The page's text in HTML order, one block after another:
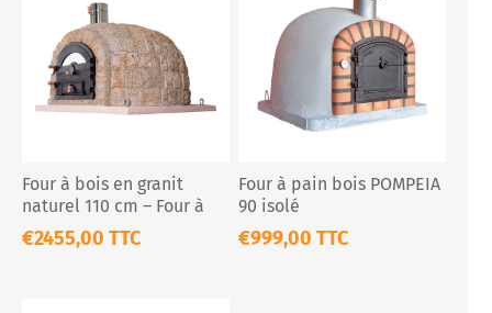
Four à bois en granit
naturel 110 cm – Four à
pain et pizza extérieur
isolé
€2455,00 TTC
Four à pain bois POMPEIA
90 isolé
€999,00 TTC